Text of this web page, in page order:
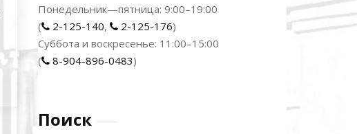
Понедельник—пятница: 9:00–19:00
(
2-125-140, 2-125-176)
Суббота и воскресенье: 11:00–15:00
(
8-904-896-0483)
Поиск